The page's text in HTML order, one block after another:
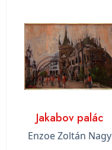
Jakabov palác
Enzoe Zoltán Nagy